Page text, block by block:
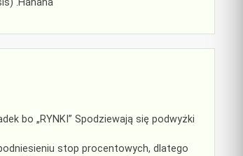
.Hahaha
bo „RYNKI” Spodziewają się podwyżki
stop procentowych, dlatego